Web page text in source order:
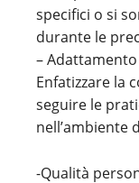
specifici o si
durante le
–
Enfatizzare la
seguire le
nell’ambiente
-Qualità